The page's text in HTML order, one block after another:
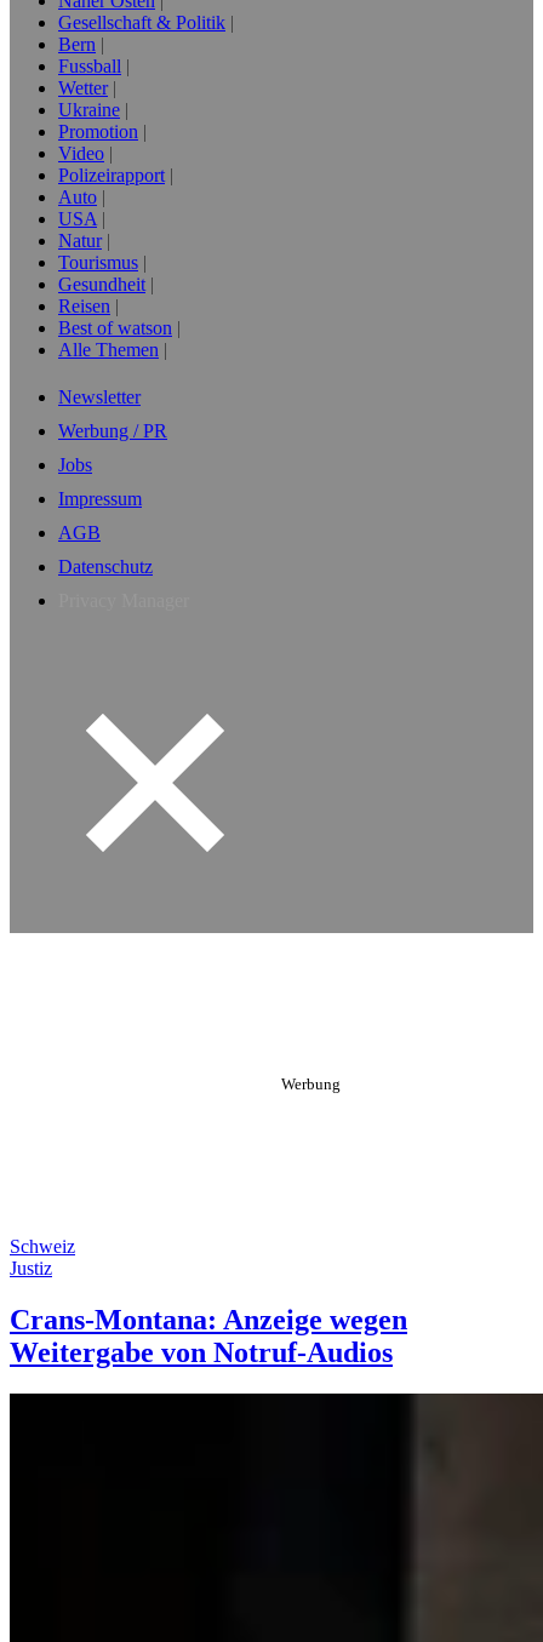
Gesellschaft & Politik
Bern
Fussball
Wetter
Ukraine
Promotion
Video
Polizeirapport
Auto
USA
Natur
Tourismus
Gesundheit
Reisen
Best of watson
Alle Themen
Newsletter
Werbung / PR
Jobs
Impressum
AGB
Datenschutz
Schweiz
Justiz
Crans-Montana: Anzeige wegen
Weitergabe von Notruf-Audios